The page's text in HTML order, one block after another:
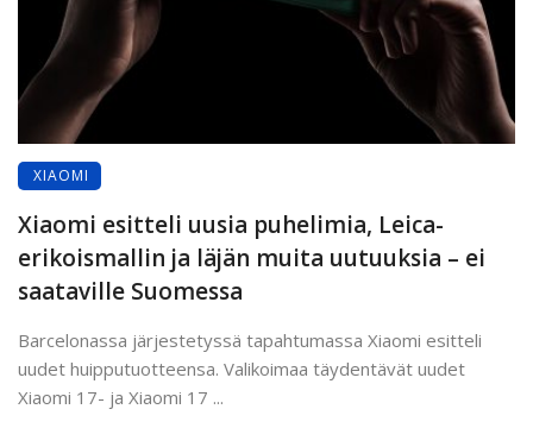
XIAOMI
Xiaomi esitteli uusia puhelimia, Leica-
erikoismallin ja läjän muita uutuuksia – ei
saataville Suomessa
Barcelonassa järjestetyssä tapahtumassa Xiaomi esitteli
uudet huipputuotteensa. Valikoimaa täydentävät uudet
Xiaomi 17- ja Xiaomi 17 ...